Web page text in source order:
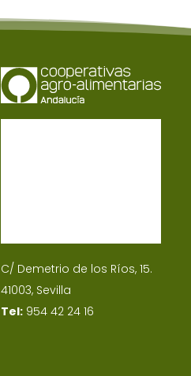
C/ Demetrio de los Ríos, 15.
41003, Sevilla
Tel: 954 42 24 16